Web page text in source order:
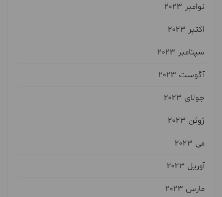
نوامبر 2023
اکتبر 2023
سپتامبر 2023
آگوست 2023
جولای 2023
ژوئن 2023
می 2023
آوریل 2023
مارس 2023